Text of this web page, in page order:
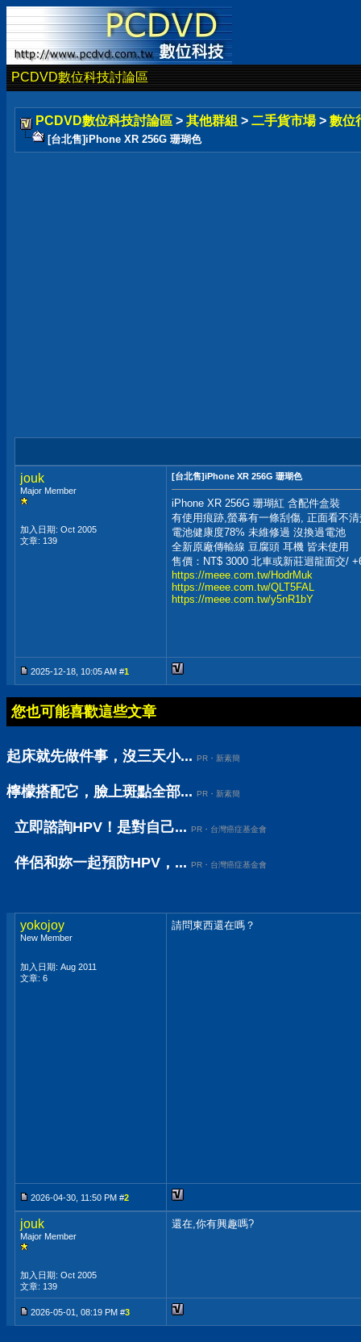
PCDVD數位科技討論區
PCDVD數位科技討論區 > 其他群組 > 二手貨市場 > 數位
[台北售]iPhone XR 256G 珊瑚色
jouk
Major Member
加入日期: Oct 2005
文章: 139
[台北售]iPhone XR 256G 珊瑚色
iPhone XR 256G 珊瑚紅 含配件盒裝
有使用痕跡,螢幕有一條刮傷, 正面看不
電池健康度78% 未維修過 沒換過電池
全新原廠傳輸線 豆腐頭 耳機 皆未使用
售價：NT$ 3000 北車或新莊迴龍面交/
https://meee.com.tw/HodrMuk
https://meee.com.tw/QLT5FAL
https://meee.com.tw/y5nR1bY
2025-12-18, 10:05 AM #1
您也可能喜歡這些文章
起床就先做件事，沒三天小... PR・新素簡
檸檬搭配它，臉上斑點全部... PR・新素簡
立即諮詢HPV！是對自己... PR・台灣癌症基金會
伴侶和妳一起預防HPV，... PR・台灣癌症基金會
yokojoy
New Member
加入日期: Aug 2011
文章: 6
請問東西還在嗎？
2026-04-30, 11:50 PM #2
jouk
Major Member
加入日期: Oct 2005
文章: 139
還在,你有興趣嗎?
2026-05-01, 08:19 PM #3